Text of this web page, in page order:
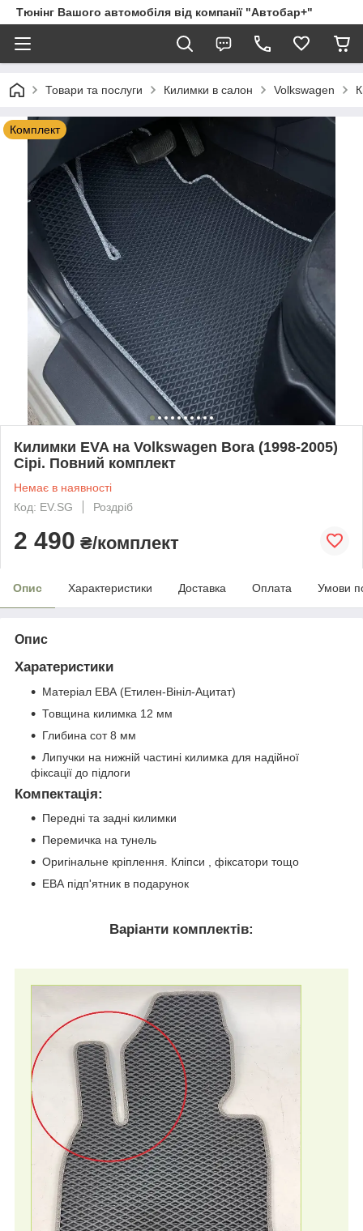
Тюнінг Вашого автомобіля від компанії "Автобар+"
Товари та послуги Килимки в салон Volkswagen
Комплект
Килимки EVA на Volkswagen Bora (1998-2005)
Сірі. Повний комплект
Немає в наявності
Код: EV.SG
Роздріб
2 490 ₴/комплект
Опис Характеристики Доставка Оплата Умови
Опис
Харатеристики
Матеріал ЕВА (Етилен-Вініл-Ацитат)
Товщина килимка 12 мм
Глибина сот 8 мм
Липучки на нижній частині килимка для надійної
фіксації до підлоги
Компектація:
Передні та задні килимки
Перемичка на тунель
Оригінальне кріплення. Кліпси , фіксатори тощо
ЕВА підп'ятник в подарунок
Варіанти комплектів: